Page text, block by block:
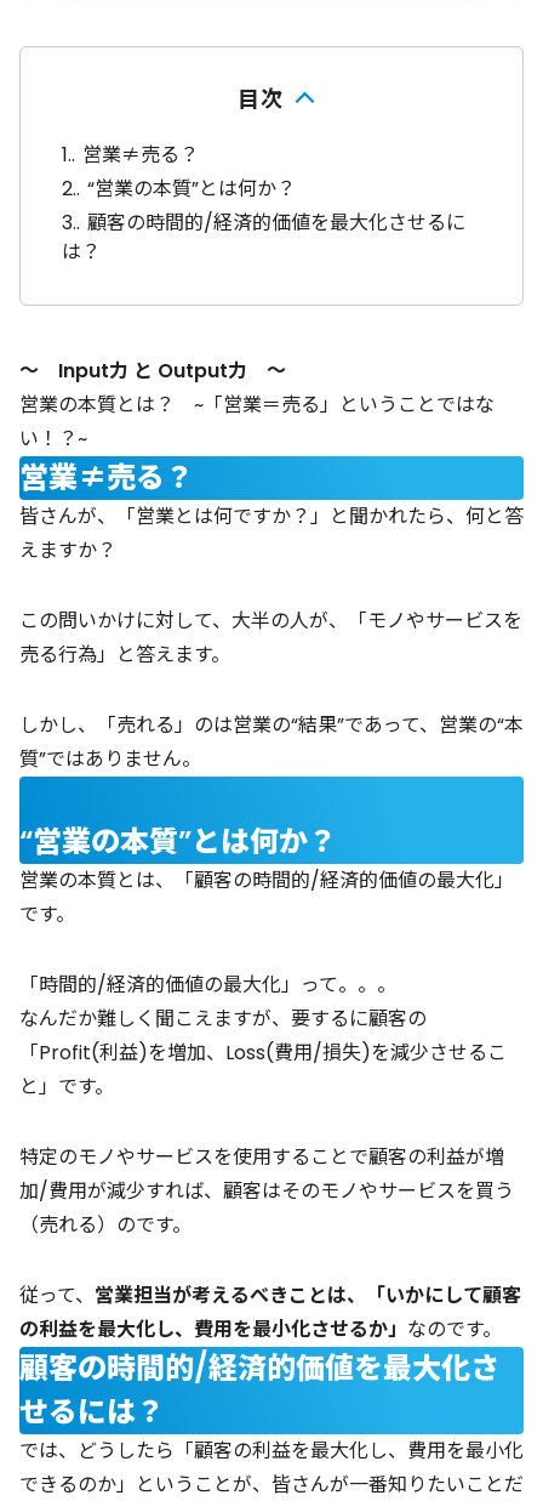
目次
1. 営業≠売る？
2. “営業の本質”とは何か？
3. 顧客の時間的/経済的価値を最大化させるに
は？
～ Input力 と Output力 ～
営業の本質とは？ ~「営業＝売る」ということではな
い！？~
営業≠売る？
皆さんが、「営業とは何ですか？」と聞かれたら、何と答
えますか？
この問いかけに対して、大半の人が、「モノやサービスを
売る行為」と答えます。
しかし、「売れる」のは営業の“結果”であって、営業の“本
質”ではありません。
“営業の本質”とは何か？
営業の本質とは、「顧客の時間的/経済的価値の最大化」
です。
「時間的/経済的価値の最大化」って。。。
なんだか難しく聞こえますが、要するに顧客の
「Profit(利益)を増加、Loss(費用/損失)を減少させるこ
と」です。
特定のモノやサービスを使用することで顧客の利益が増
加/費用が減少すれば、顧客はそのモノやサービスを買う
（売れる）のです。
従って、 営業担当が考えるべきことは、「いかにして顧客
の利益を最大化し、費用を最小化させるか」 なのです。
顧客の時間的/経済的価値を最大化さ
せるには？
では、どうしたら「顧客の利益を最大化し、費用を最小化
できるのか」ということが、皆さんが一番知りたいことだ